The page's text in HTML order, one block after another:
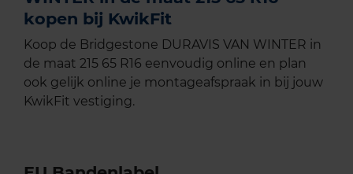
kopen bij KwikFit
Koop de Bridgestone DURAVIS VAN WINTER in
de maat 215 65 R16 eenvoudig online en plan
ook gelijk online je montageafspraak in bij jouw
KwikFit vestiging.